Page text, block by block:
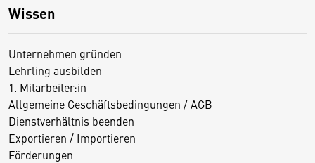
Wissen
Unternehmen gründen
Lehrling ausbilden
1. Mitarbeiter:in
Allgemeine Geschäftsbedingungen / AGB
Dienstverhältnis beenden
Exportieren / Importieren
Förderungen